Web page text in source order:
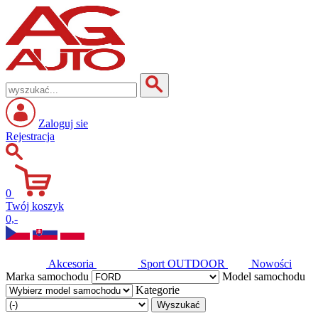
Zaloguj sie
Rejestracja
0
Twój koszyk
0,-
Akcesoria Sport OUTDOOR
Nowości
Marka samochodu
Model samochodu
Kategorie
Wyszukać